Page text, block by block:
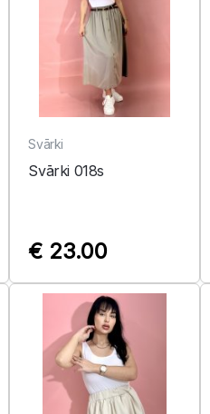
Svārki
Svārki 018s
€ 23.00